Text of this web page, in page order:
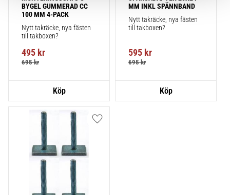
BYGEL GUMMERAD CC
100 MM 4-PACK
Nytt takräcke, nya fästen
till takboxen?
495 kr
695kr
MM INKL SPÄNNBAND
Nytt takräcke, nya fästen
till takboxen?
595 kr
695kr
Lägg till i favoriter